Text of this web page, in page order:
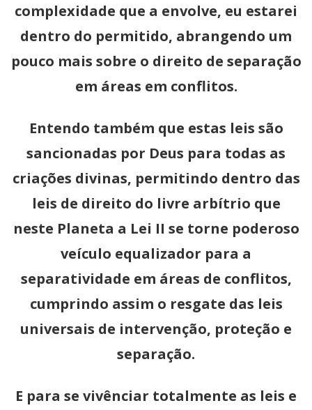
complexidade que a envolve, eu estarei
dentro do permitido, abrangendo um
pouco mais sobre o direito de separação
em áreas em conflitos.
Entendo também que estas leis são
sancionadas por Deus para todas as
criações divinas, permitindo dentro das
leis de direito do livre arbítrio que
neste Planeta a Lei II se torne poderoso
veículo equalizador para a
separatividade em áreas de conflitos,
cumprindo assim o resgate das leis
universais de intervenção, proteção e
separação.
E para se vivênciar totalmente as leis e